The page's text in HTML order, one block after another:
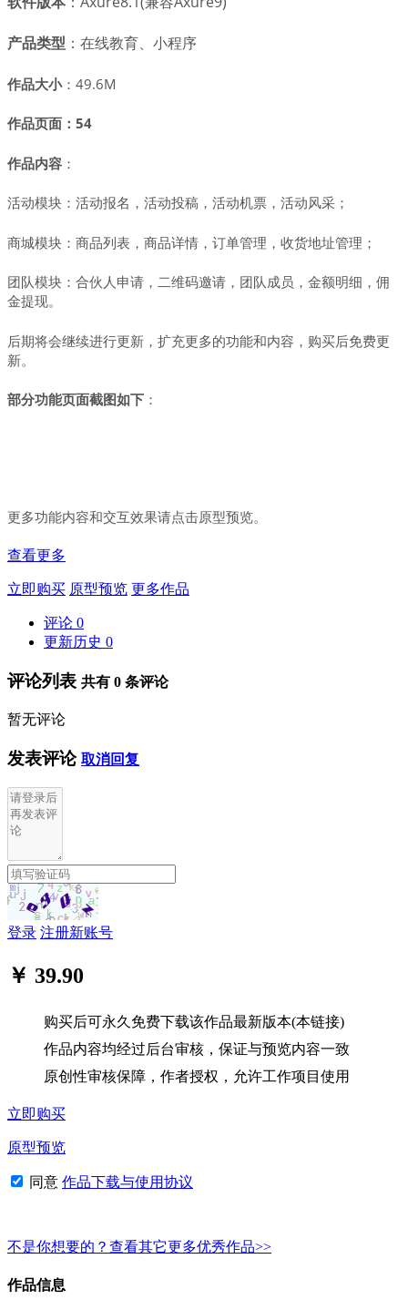
产品类型 ：在线教育、小程序
作品大小：49.6M
作品页面 ：54
作品内容 ：
活动模块：活动报名，活动投稿，活动机票，活动风采；
商城模块：商品列表，商品详情，订单管理，收货地址管理；
团队模块：合伙人申请，二维码邀请，团队成员，金额明细，佣
金提现。
后期将会继续进行更新，扩充更多的功能和内容，购买后免费更
新。
部分功能页面截图如下 ：
更多功能内容和交互效果请点击原型预览。
查看更多
立即购买 原型预览 更多作品
评论 0
更新历史 0
评论列表 共有 0 条评论
暂无评论
发表评论 取消回复
登录 注册新账号
￥ 39.90
购买后可永久免费下载该作品最新版本(本链接)
作品内容均经过后台审核，保证与预览内容一致
原创性审核保障，作者授权，允许工作项目使用
立即购买
原型预览
同意 作品下载与使用协议
不是你想要的？查看其它更多优秀作品>>
作品信息